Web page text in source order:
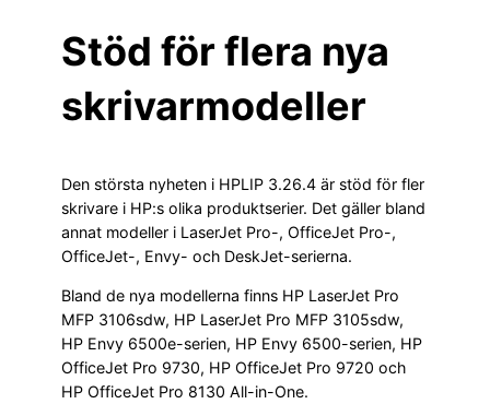
Stöd för flera nya
skrivarmodeller
Den största nyheten i HPLIP 3.26.4 är stöd för fler
skrivare i HP:s olika produktserier. Det gäller bland
annat modeller i LaserJet Pro-, OfficeJet Pro-,
OfficeJet-, Envy- och DeskJet-serierna.
Bland de nya modellerna finns HP LaserJet Pro
MFP 3106sdw, HP LaserJet Pro MFP 3105sdw,
HP Envy 6500e-serien, HP Envy 6500-serien, HP
OfficeJet Pro 9730, HP OfficeJet Pro 9720 och
HP OfficeJet Pro 8130 All-in-One.